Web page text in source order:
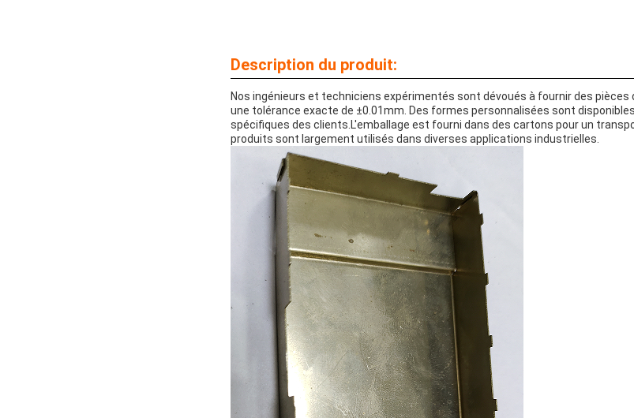
Description du produit:
Nos ingénieurs et techniciens expérimentés sont dévoués à fournir des pièces
une tolérance exacte de ±0.01mm. Des formes personnalisées sont
spécifiques des clients.L'emballage est fourni dans des cartons pour un
produits sont largement utilisés dans diverses applications industrielles.